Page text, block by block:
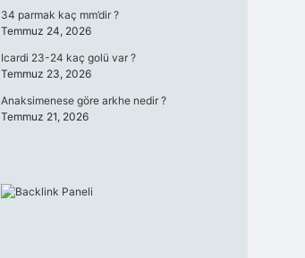
34 parmak kaç mm’dir ?
Temmuz 24, 2026
Icardi 23-24 kaç golü var ?
Temmuz 23, 2026
Anaksimenese göre arkhe nedir ?
Temmuz 21, 2026